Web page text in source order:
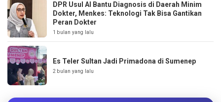
DPR Usul AI Bantu Diagnosis di Daerah Minim
Dokter, Menkes: Teknologi Tak Bisa Gantikan
Peran Dokter
1 bulan yang lalu
Es Teler Sultan Jadi Primadona di Sumenep
2 bulan yang lalu